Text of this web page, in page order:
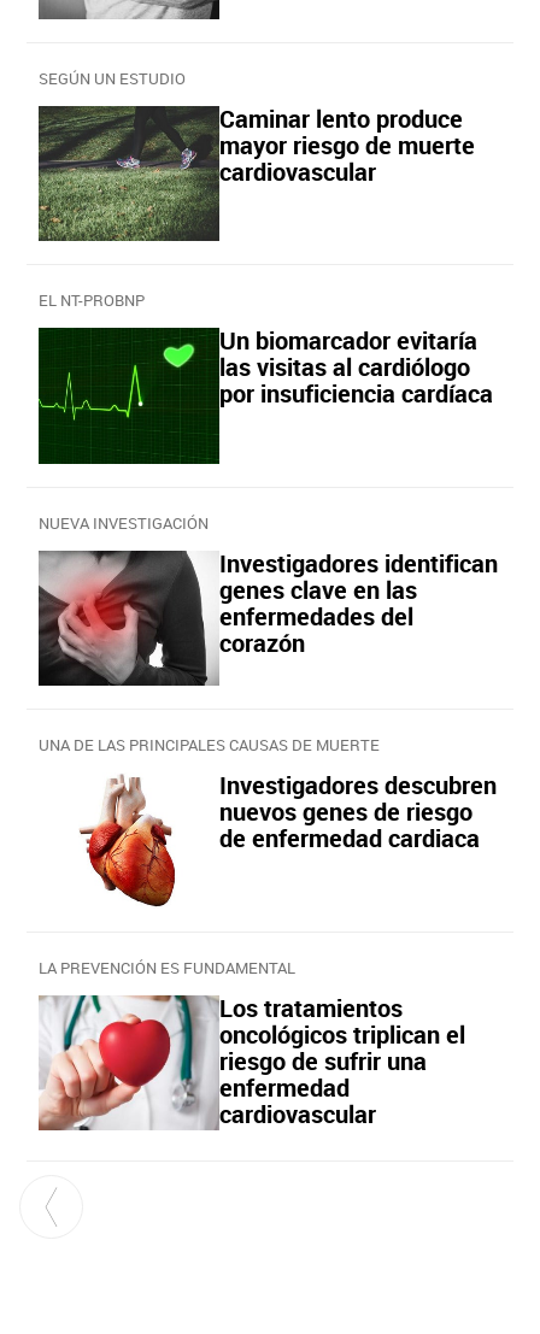
SEGÚN UN ESTUDIO
Caminar lento produce
mayor riesgo de muerte
cardiovascular
EL NT-PROBNP
Un biomarcador evitaría
las visitas al cardiólogo
por insuficiencia cardíaca
NUEVA INVESTIGACIÓN
Investigadores identifican
genes clave en las
enfermedades del
corazón
UNA DE LAS PRINCIPALES CAUSAS DE MUERTE
Investigadores descubren
nuevos genes de riesgo
de enfermedad cardiaca
LA PREVENCIÓN ES FUNDAMENTAL
Los tratamientos
oncológicos triplican el
riesgo de sufrir una
enfermedad
cardiovascular